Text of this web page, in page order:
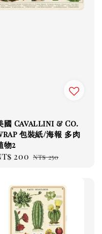
國 Cavallini & Co.
包裝紙/海報 多肉
物2
200 Regular
NT$ 250